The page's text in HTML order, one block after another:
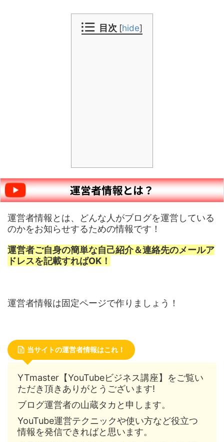
目次 [hide]
運営者情報とは？
運営者情報とは、どんな人がブログを運営している
のかをお知らせするための情報です！
運営者ご自身の簡単な自己紹介＆連絡先のメールア
ドレスを記載すればOK！
運営者情報は固定ページで作りましょう！
当サイトの運営者情報はこれ！
YTmaster【YouTubeビジネス講座】をご覧い
ただき頂きありがとうございます!
ブログ運営者の山蔵タカと申します。
YouTube運営テクニックや使い方など役立つ
情報を発信できればと思います。